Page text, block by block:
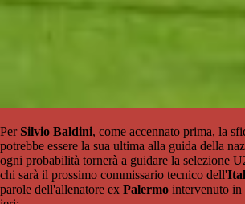
PerSilvio Baldini, come accennato prima, la
potrebbe essere la sua ultima alla guida della
ogni probabilità tornerà a guidare la selezione
chi sarà il prossimo commissario tecnico dell'
parole dell'allenatore ex Palermo intervenuto in